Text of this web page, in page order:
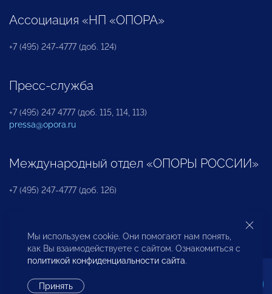
Ассоциация «НП «ОПОРА»
+7 (495) 247-4777 (доб. 124)
Пресс-служба
+7 (495) 247 4777 (доб. 115, 114, 113)
pressa@opora.ru
Международный отдел «ОПОРЫ РОССИИ»
+7 (495) 247-4777 (доб. 126)
Бюро по защите прав предпринимателей и
инвесторов
Мы используем cookie. Они помогают нам понять,
как Вы взаимодействуете с сайтом. Ознакомиться с
политикой конфиденциальности сайта.
Принять